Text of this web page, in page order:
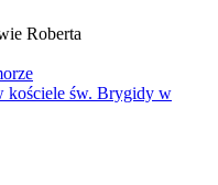
Roberta
kościele św. Brygidy w